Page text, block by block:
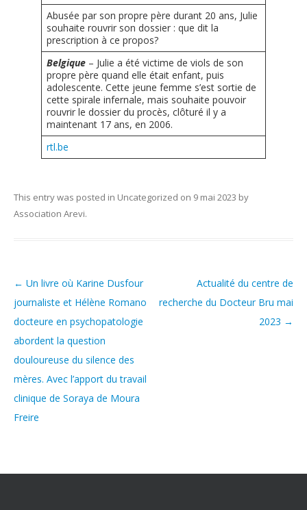
Nous soutenir
Nous contacter
Abusée par son propre père durant 20 ans, Julie
souhaite rouvrir son dossier : que dit la
prescription à ce propos?
Belgique – Julie a été victime de viols de son
propre père quand elle était enfant, puis
adolescente. Cette jeune femme s’est sortie de
cette spirale infernale, mais souhaite pouvoir
rouvrir le dossier du procès, clôturé il y a
maintenant 17 ans, en 2006.
rtl.be
This entry was posted in Uncategorized on 9 mai 2023 by
Association Arevi.
Post navigation
← Un livre où Karine Dusfour
journaliste et Hélène Romano
docteure en psychopatologie
abordent la question
douloureuse du silence des
mères. Avec l’apport du travail
clinique de Soraya de Moura
Freire
Actualité du centre de
recherche du Docteur Bru mai
2023 →